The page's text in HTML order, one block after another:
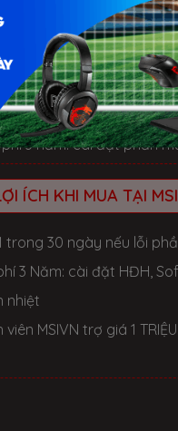
hãng, Mới 100%,
36 Tháng tại hệ
trong 30 ngày nếu lỗi
3 năm: cài đặt phần
ÍCH KHI MUA TẠI
trong 30 ngày nếu lỗi
3 Năm: cài đặt HĐH,
nhiệt
viên MSIVN trợ giá 1